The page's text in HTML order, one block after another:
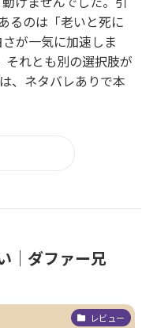
るのは「老いと死に
が一気に加速しま
それとも別の選択肢が
、ネタバレありで本
｜ダファー兄
レビュー